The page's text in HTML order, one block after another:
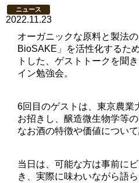
ニュース
2022.11.23
オーガニックな原料と製法
BioSAKE」を活性化するた
トした、ゲストトークを聞
イン勉強会。
6回目のゲストは、東京農業
お招きし、醸造微生物学等
なお酒の特徴や価値につい
当日は、可能な方は事前に
き、実際に味わいながら語